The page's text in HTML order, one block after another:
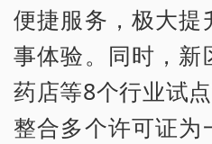
便捷服务，极大
事体验。同时，新
药店等8个行业试点
整合多个许可证为